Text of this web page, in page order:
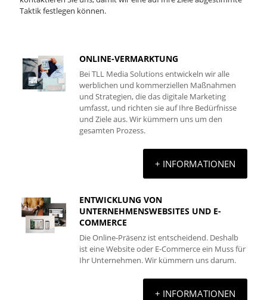
Taktik festlegen können.
ONLINE-VERMARKTUNG
Bei TLL Media Solutions entwickeln wir alle
werblichen und kommerziellen Maßnahmen
und Strategien, die das digitale Marketing
umfasst, und richten sie auf Ihre Bedürfnisse
und Ziele aus. Wir kümmern uns um den
gesamten Prozess.
+ INFORMATIONEN
ENTWICKLUNG VON
UNTERNEHMENSWEBSITES UND E-
COMMERCE
Die Online-Präsenz ist entscheidend. Deshalb
ist eine Website oder E-Commerce ein Muss für
Ihr Unternehmen. Wir kümmern uns darum.
+ INFORMATIONEN